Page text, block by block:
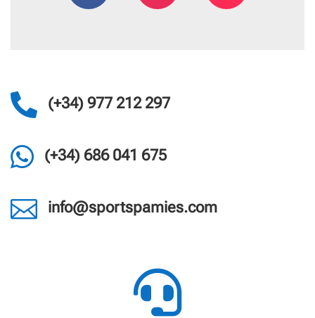
 (+34) 977 212 297
 (+34) 686 041 675
 info@sportspamies.com
